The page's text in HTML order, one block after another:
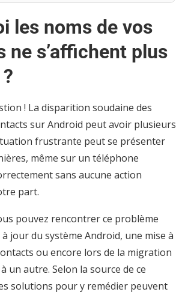
les noms de vos
ne s’affichent plus
! La disparition soudaine des
sur Android peut avoir plusieurs
frustrante peut se présenter
même sur un téléphone
sans aucune action
part.
pouvez rencontrer ce problème
jour du système Android, une mise à
ou encore lors de la migration
un autre. Selon la source de ce
solutions pour y remédier peuvent